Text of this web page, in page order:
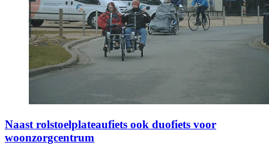
Naast rolstoelplateaufiets ook duofiets voor
woonzorgcentrum